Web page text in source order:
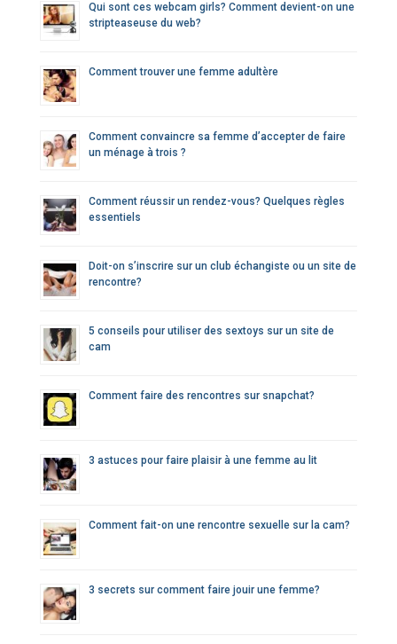
Qui sont ces webcam girls? Comment devient-on une
stripteaseuse du web?
Comment trouver une femme adultère
Comment convaincre sa femme d’accepter de faire
un ménage à trois ?
Comment réussir un rendez-vous? Quelques règles
essentiels
Doit-on s’inscrire sur un club échangiste ou un site de
rencontre?
5 conseils pour utiliser des sextoys sur un site de
cam
Comment faire des rencontres sur snapchat?
3 astuces pour faire plaisir à une femme au lit
Comment fait-on une rencontre sexuelle sur la cam?
3 secrets sur comment faire jouir une femme?